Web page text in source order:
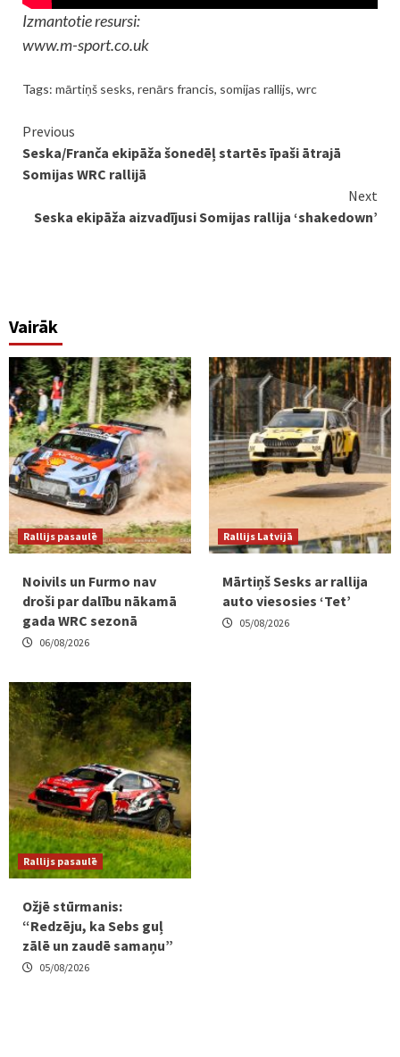
Izmantotie resursi:
www.m-sport.co.uk
Tags: mārtiņš sesks, renārs francis, somijas rallijs, wrc
Continue
Reading
Previous
Seska/Franča ekipāža šonedēļ startēs īpaši ātrajā
Somijas WRC rallijā
Next
Seska ekipāža aizvadījusi Somijas rallija ‘shakedown’
Vairāk
Rallijs pasaulē
Noivils un Furmo nav
droši par dalību nākamā
gada WRC sezonā
06/08/2026
Rallijs Latvijā
Mārtiņš Sesks ar rallija
auto viesosies ‘Tet’
05/08/2026
Rallijs pasaulē
Ožjē stūrmanis:
“Redzēju, ka Sebs guļ
zālē un zaudē samaņu”
05/08/2026